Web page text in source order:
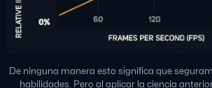
De ninguna manera esto significa que
habilidades. Pero al aplicar la ciencia